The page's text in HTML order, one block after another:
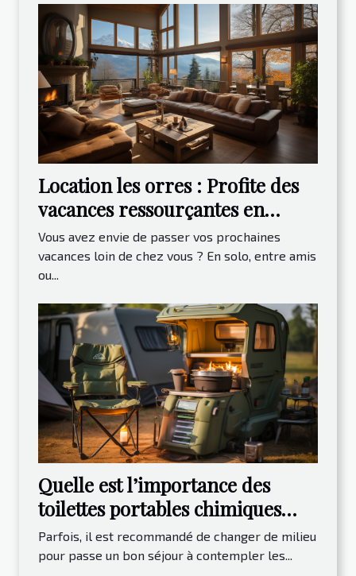
Location les orres : Profite des
vacances ressourçantes en
montagne
Vous avez envie de passer vos prochaines
vacances loin de chez vous ? En solo, entre amis
ou...
Quelle est l’importance des
toilettes portables chimiques
lors des campings ?
Parfois, il est recommandé de changer de milieu
pour passe un bon séjour à contempler les...